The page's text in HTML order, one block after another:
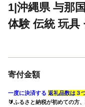
1|沖縄県 与那
体験 伝統 玩具
寄付金額
一度に決済する 返礼品数は３
🔰ふるさと納税が初めての方